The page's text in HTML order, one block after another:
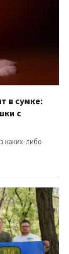
в сумке:
с
каких-либо